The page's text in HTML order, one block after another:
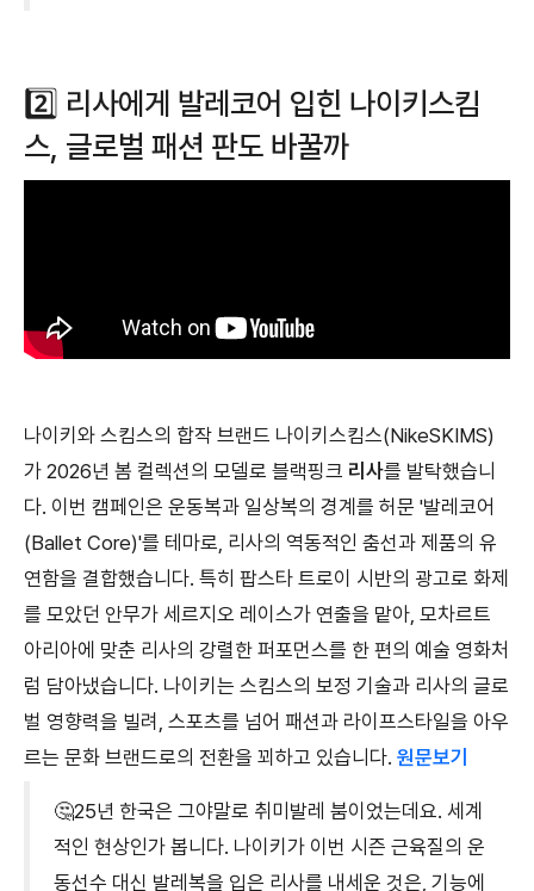
2️⃣ 리사에게 발레코어 입힌 나이키스킴
스, 글로벌 패션 판도 바꿀까
나이키와 스킴스의 합작 브랜드 나이키스킴스(NikeSKIMS)
가 2026년 봄 컬렉션의 모델로 블랙핑크 리사를 발탁했습니
다. 이번 캠페인은 운동복과 일상복의 경계를 허문 '발레코어
(Ballet Core)'를 테마로, 리사의 역동적인 춤선과 제품의 유
연함을 결합했습니다. 특히 팝스타 트로이 시반의 광고로 화제
를 모았던 안무가 세르지오 레이스가 연출을 맡아, 모차르트
아리아에 맞춘 리사의 강렬한 퍼포먼스를 한 편의 예술 영화처
럼 담아냈습니다. 나이키는 스킴스의 보정 기술과 리사의 글로
벌 영향력을 빌려, 스포츠를 넘어 패션과 라이프스타일을 아우
르는 문화 브랜드로의 전환을 꾀하고 있습니다. 원문보기
🤔25년 한국은 그야말로 취미발레 붐이었는데요. 세계
적인 현상인가 봅니다. 나이키가 이번 시즌 근육질의 운
동선수 대신 발레복을 입은 리사를 내세운 것은, 기능에